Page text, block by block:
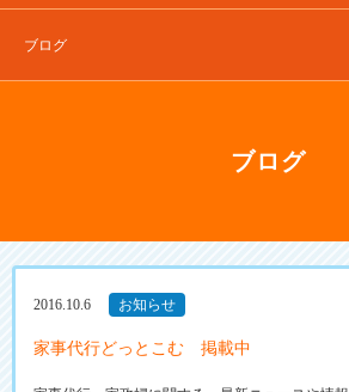
ブログ
ブログ
2016.10.6 お知らせ
家事代行どっとこむ 掲載中